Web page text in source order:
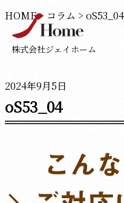
株式会社ジェイホーム
HOME> コラム > oS53_04
2024年9月5日
oS53_04